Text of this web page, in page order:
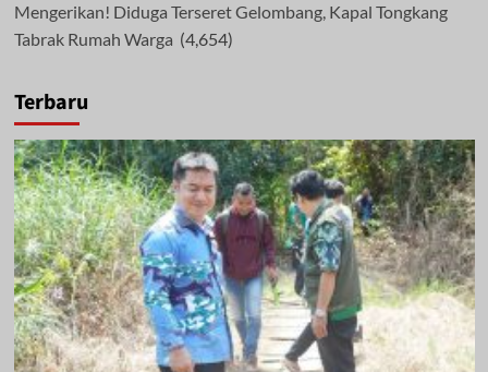
Mengerikan! Diduga Terseret Gelombang, Kapal Tongkang
Tabrak Rumah Warga (4,654)
Terbaru